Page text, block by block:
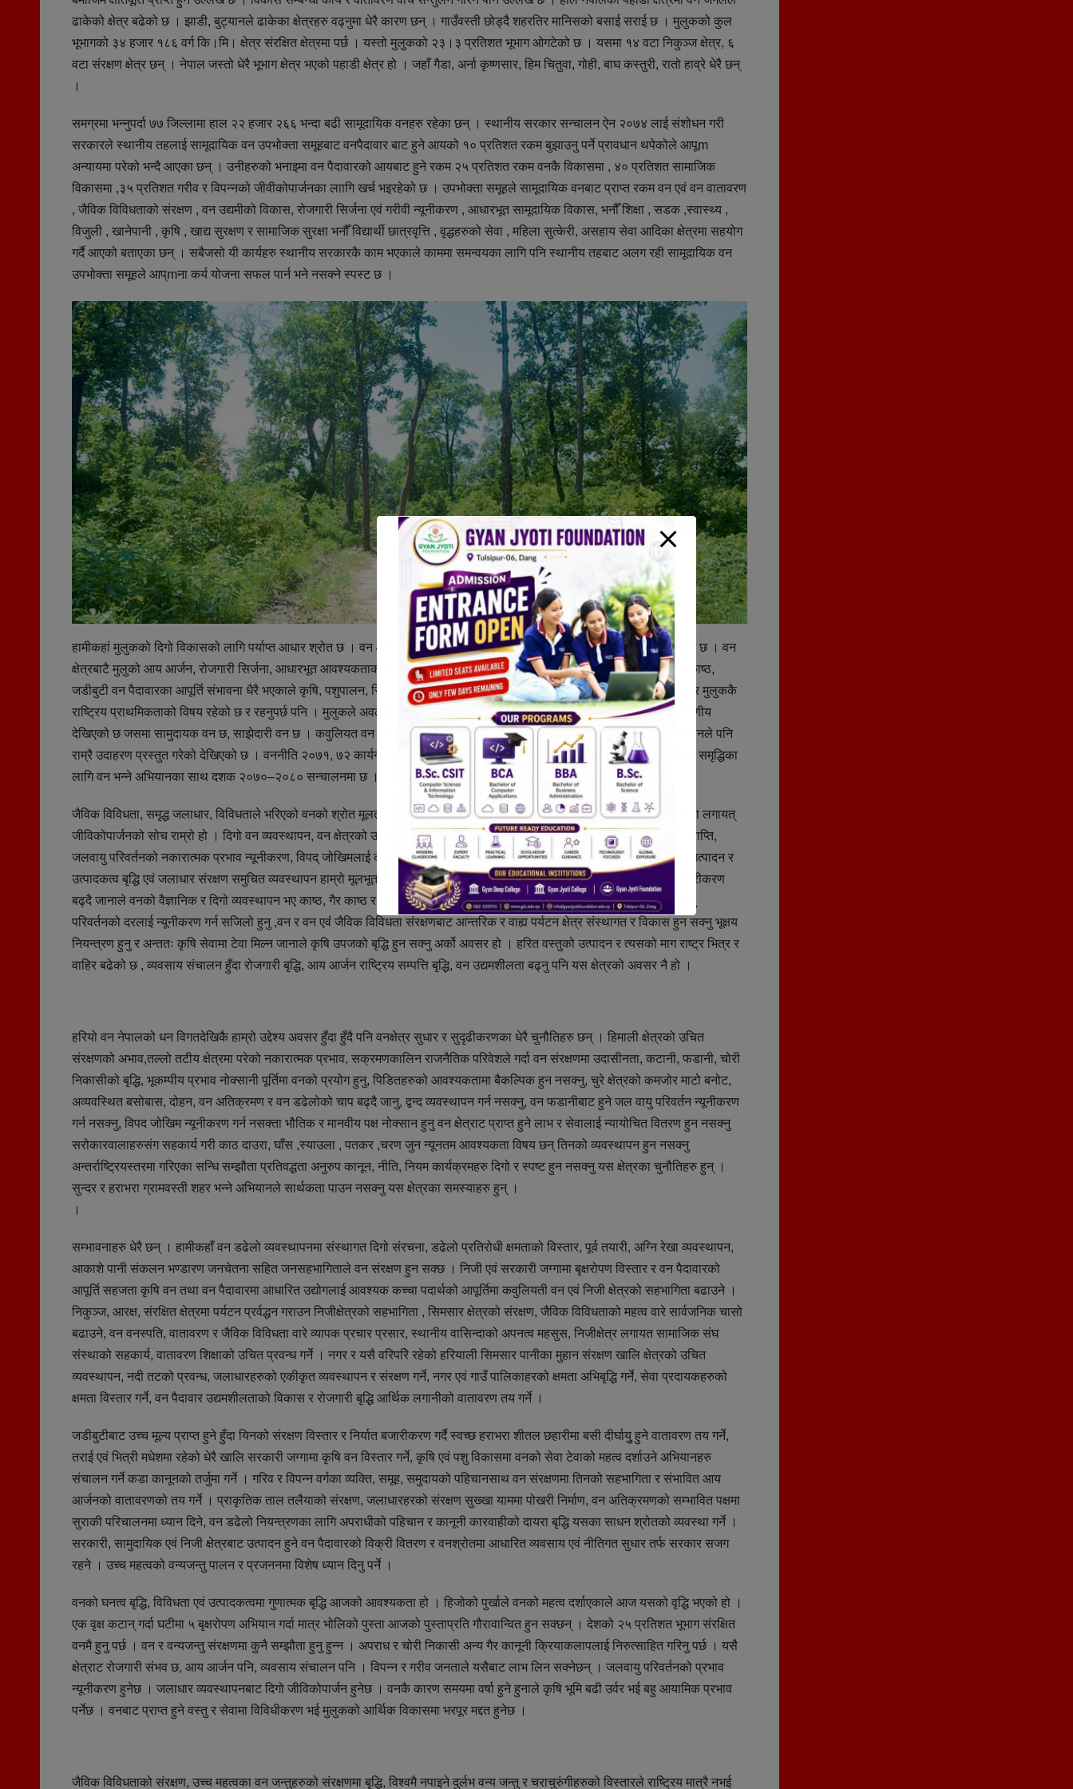
ढाकेको क्षेत्र बढेको छ । झाडी, बुट्यानले ढाकेका क्षेत्रहरु वढ्नुमा धेरै कारण छन् । गाउँवस्ती छोड्दै शहरतिर मानिसको बसाई सराई छ । मुलुकको कुल
भूभागको ३४ हजार १८६ वर्ग कि।मि। क्षेत्र संरक्षित क्षेत्रमा पर्छ । यस्तो मुलुकको २३।३ प्रतिशत भूभाग ओगटेको छ । यसमा १४ वटा निकुञ्ज क्षेत्र, ६
वटा संरक्षण क्षेत्र छन् । नेपाल जस्तो धेरै भूभाग क्षेत्र भएको पहाडी क्षेत्र हो । जहाँ गैडा, अर्ना कृष्णसार, हिम चितुवा, गोही, बाघ कस्तुरी, रातो हाव्रे धेरै छन्
।
समग्रमा भन्नुपर्दा ७७ जिल्लामा हाल २२ हजार २६६ भन्दा बढी सामूदायिक वनहरु रहेका छन् । स्थानीय सरकार सन्चालन ऐन २०७४ लाई संशोधन गरी
सरकारले स्थानीय तहलाई सामूदायिक वन उपभोक्ता समूहबाट वनपैदावार बाट हुने आयको १० प्रतिशत रकम बुझाउनु पर्ने प्रावधान थपेकोले आपूm
अन्यायमा परेको भन्दै आएका छन् । उनीहरुको भनाइमा वन पैदावारको आयबाट हुने रकम २५ प्रतिशत रकम वनकै विकासमा , ४० प्रतिशत सामाजिक
विकासमा ,३५ प्रतिशत गरीव र विपन्नको जीवीकोपार्जनका लाागि खर्च भइरहेको छ । उपभोक्ता समूहले सामूदायिक वनबाट प्राप्त रकम वन एवं वन वातावरण
, जैविक विविधताको संरक्षण , वन उद्यमीको विकास, रोजगारी सिर्जना एवं गरीवी न्यूनीकरण , आधारभूत सामूदायिक विकास, भनौँ शिक्षा , सडक ,स्वास्थ्य ,
विजुली , खानेपानी , कृषि , खाद्य सुरक्षण र सामाजिक सुरक्षा भनौँ विद्यार्थी छात्रवृत्ति , वृद्धहरुको सेवा , महिला सुत्केरी, असहाय सेवा आदिका क्षेत्रमा सहयोग
गर्दै आएको बताएका छन् । सबैजसो यी कार्यहरु स्थानीय सरकारकै काम भएकाले काममा समन्वयका लागि पनि स्थानीय तहबाट अलग रही सामूदायिक वन
उपभोक्ता समूहले आप्mना कर्य योजना सफल पार्न भने नसक्ने स्पस्ट छ ।
हामीकहां मुलुकको दिगो विकासको लागि पर्याप्त आधार श्रोत छ । वन क्षेत्रको महत्वपूर्ण योगदान हिजो पनि थियो, आज त छदैछ र भोलि पनि रहने छ । वन
क्षेत्रबाटै मुलुको आय आर्जन, रोजगारी सिर्जना, आधारभूत आवश्यकताका क्षेत्र परिपूर्ति हुन हुन सक्छन् । काठ, दाउरा, घाँसपात मात्र होइन गैर काष्ठ,
जडीबुटी वन पैदावारका आपूर्ति संभावना धैरै भएकाले कृषि, पशुपालन, सिंचाई पर्यटन धेरै क्षेत्र यसबाट लाभान्वित हुने अवस्था छ । त्यसैले वनक्षेत्र मुलुककै
राष्ट्रिय प्राथमिकताको विषय रहेको छ र रहनुपर्छ पनि । मुलुकले अवलम्वन गरेको समुदायका आधारित वन एवं संरक्षित क्षेत्र व्यवस्थापन उदाहरणीय
देखिएको छ जसमा सामुदायक वन छ, साझेदारी वन छ । कवुलियत वन र संरक्षण क्षेत्र रहेको छ । समुदायमा आधारित मध्यवर्ती क्षेत्रको व्यवस्थापनले पनि
राम्रै उदाहरण प्रस्तुत गरेको देखिएको छ । वननीति २०७१, ७२ कार्यन्वयन हुँदै गरेको अवस्था प्रकृति संरक्षण राष्ट्रिय रणनीति २०७२ को साथै समृद्धिका
लागि वन भन्ने अभियानका साथ दशक २०७०–२०८० सन्चालनमा छ ।
जैविक विविधता, समृद्ध जलाधार, विविधताले भरिएको वनको श्रोत मूलतः उद्यमशील हुने वनक्षेत्र मुलुकको सोच रहनु पर्ने, यसैबाट रोजगारी सिर्जना लगायत्
जीविकोपार्जनको सोच राम्रो हो । दिगो वन व्यवस्थापन, वन क्षेत्रको उत्पादन र उत्पादकत्व अभिबृद्धि विविधता र श्रोत संरक्षणबाट हुने लाभको प्राप्ति,
जलवायु परिवर्तनको नकारात्मक प्रभाव न्यूनीकरण, विपद् जोखिमलाई क्रमशः घटाउदै जाने जल एवं जलश्रोतको बृद्धि, भूमिको संरक्षण, भूमिबाट उत्पादन र
उत्पादकत्व बृद्धि एवं जलाधार संरक्षण समुचित व्यवस्थापन हाम्रो मूलभूत उद्देश्य हो । विगतको तुलनामा वनक्षेत्रले ओगटेको भूभाग बढदै जानु , शहरीकरण
बढ्दै जानाले वनको वैज्ञानिक र दिगो व्यवस्थापन भए काष्ठ, गैर काष्ठ र मानव निर्मिति उत्सर्जित कार्वनको प्रयोग हुनु त्यसबाट लाभ बढ्नु, जलवायु
परिवर्तनको दरलाई न्यूनीकरण गर्न सजिलो हुनु ,वन र वन एवंं जैविक विविधता संरक्षणबाट आन्तरिक र वाह्य पर्यटन क्षेत्र संस्थागत र विकास हुन सक्नु भूक्षय
नियन्त्रण हुनु र अन्ततः कृषि सेवामा टेवा मिल्न जानाले कृषि उपजको बृद्धि हुन सक्नु अर्को अवसर हो । हरित वस्तुको उत्पादन र त्यसको माग राष्ट्र भित्र र
वाहिर बढेको छ , व्यवसाय संचालन हुँदा रोजगारी बृद्धि, आय आर्जन राष्ट्रिय सम्पत्ति बृद्धि, वन उद्यमशीलता बढ्नु पनि यस क्षेत्रको अवसर नै हो ।
हरियो वन नेपालको धन विगतदेखिकै हाम्रो उद्देश्य अवसर हुँदा हुँदै पनि वनक्षेत्र सुधार र सुदृढीकरणका धेरै चुनौतिहरु छन् । हिमाली क्षेत्रको उचित
संरक्षणको अभाव,तल्लो तटीय क्षेत्रमा परेको नकारात्मक प्रभाव, सक्रमणकालिन राजनैतिक परिवेशले गर्दा वन संरक्षणमा उदासीनता, कटानी, फडानी, चोरी
निकासीको बृद्धि, भूकम्पीय प्रभाव नोक्सानी पूर्तिमा वनको प्रयोग हुनु, पिडितहरुको आवश्यकतामा बैकल्पिक हुन नसक्नु, चुरे क्षेत्रको कमजोर माटो बनोट,
अव्यवस्थित बसोबास, दोहन, वन अतिक्रमण र वन डढेलोको चाप बढ्दै जानु, द्वन्द व्यवस्थापन गर्न नसक्नु, वन फडानीबाट हुने जल वायु परिवर्तन न्यूनीकरण
गर्न नसक्नु, विपद जोखिम न्यूनीकरण गर्न नसक्ता भौतिक र मानवीय पक्ष नोक्सान हुनु वन क्षेत्राट प्राप्त हुने लाभ र सेवालाई न्यायोचित वितरण हुन नसक्नु
सरोकारवालाहरुसंग सहकार्य गरी काठ दाउरा, घाँस ,स्याउला , पतकर ,चरण जुन न्यूनतम आवश्यकता विषय छन् तिनको व्यवस्थापन हुन नसक्नु
अन्तर्राष्ट्रियस्तरमा गरिएका सन्धि सम्झौता प्रतिवद्धता अनुरुप कानून, नीति, नियम कार्यक्रमहरु दिगो र स्पष्ट हुन नसक्नु यस क्षेत्रका चुनौतिहरु हुन् ।
सुन्दर र हराभरा ग्रामवस्ती शहर भन्ने अभियानले सार्थकता पाउन नसक्नु यस क्षेत्रका समस्याहरु हुन् ।
।
सम्भावनाहरु धेरै छन् । हामीकहाँ वन डढेलो व्यवस्थापनमा संस्थागत दिगो संरचना, डढेलो प्रतिरोधी क्षमताको विस्तार, पूर्व तयारी, अग्नि रेखा व्यवस्थापन,
आकाशे पानी संकलन भण्डारण जनचेतना सहित जनसहभागिताले वन संरक्षण हुन सक्छ । निजी एवं सरकारी जग्गामा बृक्षरोपण विस्तार र वन पैदावारको
आपूर्ति सहजता कृषि वन तथा वन पैदावारमा आधारित उद्योगलाई आवश्यक कच्चा पदार्थको आपूर्तिमा कवुलियती वन एवं निजी क्षेत्रको सहभागिता बढाउने ।
निकुञ्ज, आरक्ष, संरक्षित क्षेत्रमा पर्यटन प्रर्वद्धन गराउन निजीक्षेत्रको सहभागिता , सिमसार क्षेत्रको संरक्षण, जैविक विविधताको महत्व वारे सार्वजनिक चासो
बढाउने, वन वनस्पति, वातावरण र जैविक विविधता वारे व्यापक प्रचार प्रसार, स्थानीय वासिन्दाको अपनत्व महसुस, निजीक्षेत्र लगायत सामाजिक संघ
संस्थाको सहकार्य, वातावरण शिक्षाको उचित प्रवन्ध गर्ने । नगर र यसै वरिपरिे रहेको हरियाली सिमसार पानीका मुहान संरक्षण खालि क्षेत्रको उचित
व्यवस्थापन, नदी तटको प्रवन्ध, जलाधारहरुको एकीकृत व्यवस्थापन र संरक्षण गर्ने, नगर एवं गाउँ पालिकाहरको क्षमता अभिबृद्धि गर्ने, सेवा प्रदायकहरुको
क्षमता विस्तार गर्ने, वन पैदावार उद्यमशीलताको विकास र रोजगारी बृद्धि आर्थिक लगानीको वातावरण तय गर्ने ।
जडीबुटीबाट उच्च मूल्य प्राप्त हुने हुँदा यिनको संरक्षण विस्तार र निर्यात बजारीकरण गर्दै स्वच्छ हराभरा शीतल छहारीमा बसी दीर्घायुु हुने वातावरण तय गर्ने,
तराई एवं भित्री मधेशमा रहेको धेरै खालि सरकारी जग्गामा कृषि वन विस्तार गर्ने, कृषि एवं पशु विकासमा वनको सेवा टेवाको महत्व दर्शाउने अभियानहरु
संचालन गर्ने कडा कानूनको तर्जुमा गर्ने । गरिव र विपन्न वर्गका व्यक्ति, समूह, समुदायको पहिचानसाथ वन संरक्षणमा तिनको सहभागिता र संभावित आय
आर्जनको वातावरणको तय गर्ने । प्राकृतिक ताल तलैयाको संरक्षण, जलाधारहरको संरक्षण सुख्खा याममा पोखरी निर्माण, वन अतिक्रमणको सम्भावित पक्षमा
सुराकी परिचालनमा ध्यान दिने, वन डढेलो नियन्त्रणका लागि अपराधीको पहिचान र कानूनी कारवाहीको दायरा बृद्धि यसका साधन श्रोतको व्यवस्था गर्ने ।
सरकारी, सामुदायिक एवं निजी क्षेत्रबाट उत्पादन हुने वन पैदावारको विक्री वितरण र वनश्रोतमा आधारित व्यवसाय एवं नीतिगत सुधार तर्फ सरकार सजग
रहने । उच्च महत्वको वन्यजन्तु पालन र प्रजननमा विशेष ध्यान दिनु पर्ने ।
वनको घनत्व बृद्धि, विविधता एवं उत्पादकत्वमा गुणात्मक बृद्धि आजको आवश्यकता हो । हिजोको पुर्खाले वनको महत्व दर्शाएकाले आज यसको वृद्धि भएको हो ।
एक वृक्ष कटान् गर्दा घटीमा ५ बृक्षरोपण अभियान गर्दा मात्र भोलिको पुस्ता आजको पुस्ताप्रति गौरावान्वित हुन सक्छन् । देशको २५ प्रतिशत भूभाग संरक्षित
वनमै हुनु पर्छ । वन र वन्यजन्तु संरक्षणमा कुनै सम्झौता हुनु हुन्न । अपराध र चोरी निकासी अन्य गैर कानूनी क्रियाकलापलाई निरुत्साहित गरिनु पर्छ । यसै
क्षेत्राट रोजगारी संभव छ, आय आर्जन पनि, व्यवसाय संचालन पनि । विपन्न र गरीव जनताले यसैबाट लाभ लिन सक्नेछन् । जलवायु परिवर्तनको प्रभाव
न्यूनीकरण हुनेछ । जलाधार व्यवस्थापनबाट दिगो जीविकोपार्जन हुनेछ । वनकै कारण समयमा वर्षा हुने हुनाले कृषि भूमि बढी उर्वर भई बहु आयामिक प्रभाव
पर्नेछ । वनबाट प्राप्त हुने वस्तु र सेवामा विविधीकरण भई मुलुकको आर्थिक विकासमा भरपूर मद्दत हुनेछ ।
जैविक विविधताको संरक्षण, उच्च महत्वका वन जन्तुहरुको संरक्षणमा बृद्धि, विश्वमै नपाइने दुर्लभ वन्य जन्तु र चराचुरुंगीहरुको विस्तारले राष्ट्रिय मात्रै नभई